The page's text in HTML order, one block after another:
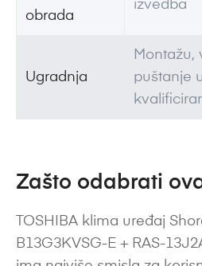
obrada
izvedba
Ugradnja
Montažu,
puštanje
Zašto odabrati
TOSHIBA klima uređaj
B13G3KVSG-E + RAS-